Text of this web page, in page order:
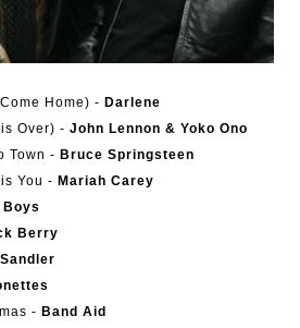
Home) - Darlene
Over) - John Lennon & Yoko Ono
Town - Bruce Springsteen
You - Mariah Carey
Berry
- Band Aid